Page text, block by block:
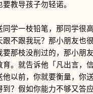
教导孩子勿轻诺。
一枝铅笔，那同学很
不跟我玩？那小朋友也
那枝没削过的，那小朋
。就告诉他「凡出言，
以前，你就要衡量，你
？假如你能力不够又答